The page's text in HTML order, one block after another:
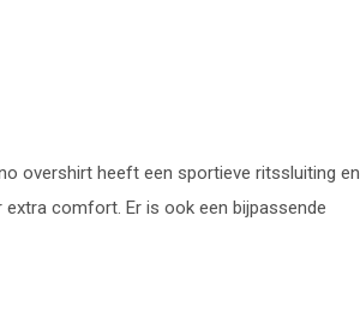
overshirt heeft een sportieve ritssluiting en
comfort. Er is ook een bijpassende